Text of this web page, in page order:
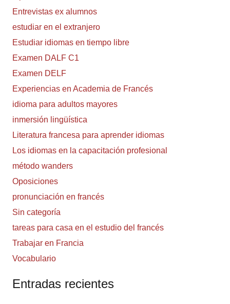
Entrevistas ex alumnos
estudiar en el extranjero
Estudiar idiomas en tiempo libre
Examen DALF C1
Examen DELF
Experiencias en Academia de Francés
idioma para adultos mayores
inmersión lingüística
Literatura francesa para aprender idiomas
Los idiomas en la capacitación profesional
método wanders
Oposiciones
pronunciación en francés
Sin categoría
tareas para casa en el estudio del francés
Trabajar en Francia
Vocabulario
Entradas recientes